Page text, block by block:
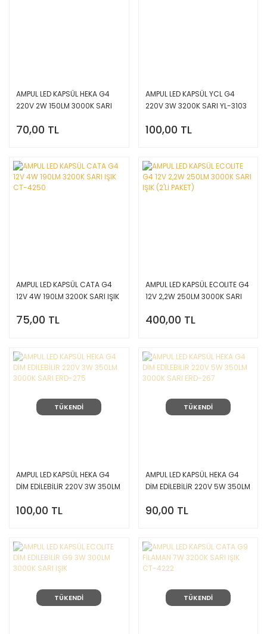
AMPUL LED KAPSÜL HEKA G4
220V 2W 150LM 3000K SARI
70,00 TL
AMPUL LED KAPSÜL YCL G4
220V 3W 3200K SARI YL-3103
100,00 TL
AMPUL LED KAPSÜL CATA G4
12V 4W 190LM 3200K SARI IŞIK
75,00 TL
AMPUL LED KAPSÜL ECOLITE G4
12V 2,2W 250LM 3000K SARI
400,00 TL
TÜKENDİ
AMPUL LED KAPSÜL HEKA G4
DİM EDİLEBİLİR 220V 3W 350LM
100,00 TL
TÜKENDİ
AMPUL LED KAPSÜL HEKA G4
DİM EDİLEBİLİR 220V 5W 350LM
90,00 TL
TÜKENDİ TÜKENDİ